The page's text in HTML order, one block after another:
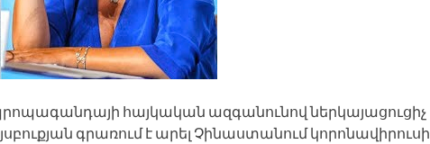
հայկական ազգանունով ներկայացուցիչ
գրառում է արել Չինաստանում կորոնավիրուսի